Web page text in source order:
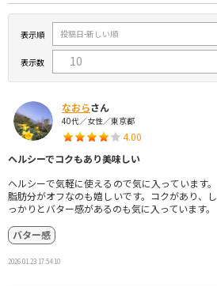
表示順
表示数
なおらさん
40代／女性／東京都
4.00
ヘルシーでコクもあり美味しい
ヘルシーで気軽に使えるので気に入っています。
脂肪分がオフなのも嬉しいです。コクがあり、し
っかりとバター感があるのも気に入っています。
バター感
2026.01.23 17:54:10